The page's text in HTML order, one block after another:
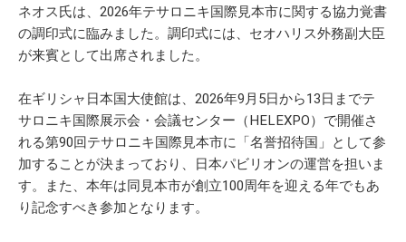
ネオス氏は、2026年テサロニキ国際見本市に関する協力覚書
の調印式に臨みました。調印式には、セオハリス外務副大臣
が来賓として出席されました。
在ギリシャ日本国大使館は、2026年9月5日から13日までテ
サロニキ国際展示会・会議センター（HELEXPO）で開催さ
れる第90回テサロニキ国際見本市に「名誉招待国」として参
加することが決まっており、日本パビリオンの運営を担いま
す。また、本年は同見本市が創立100周年を迎える年でもあ
り記念すべき参加となります。